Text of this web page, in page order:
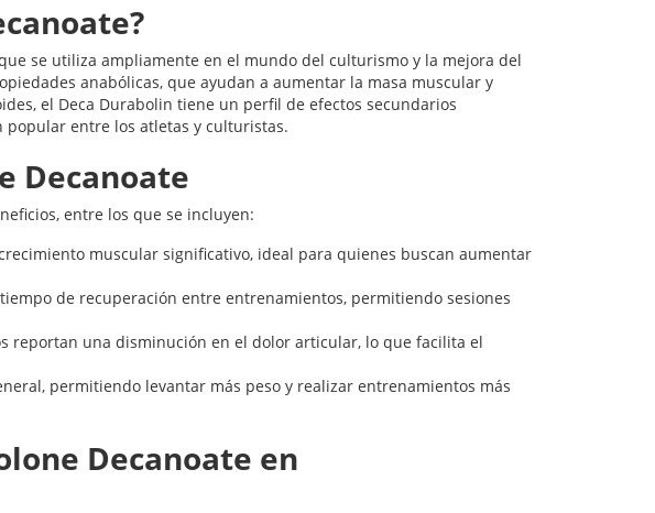
se utiliza ampliamente en el mundo del culturismo y la mejora del
anabólicas, que ayudan a aumentar la masa muscular y
el Deca Durabolin tiene un perfil de efectos secundarios
entre los atletas y culturistas.
Decanoate
entre los que se incluyen:
muscular significativo, ideal para quienes buscan aumentar
de recuperación entre entrenamientos, permitiendo sesiones
reportan una disminución en el dolor articular, lo que facilita el
permitiendo levantar más peso y realizar entrenamientos más
Decanoate en